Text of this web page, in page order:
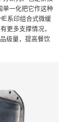
单一化把它作这种
系印组合式微缓
更多支撑情况，
级量，提高餐饮